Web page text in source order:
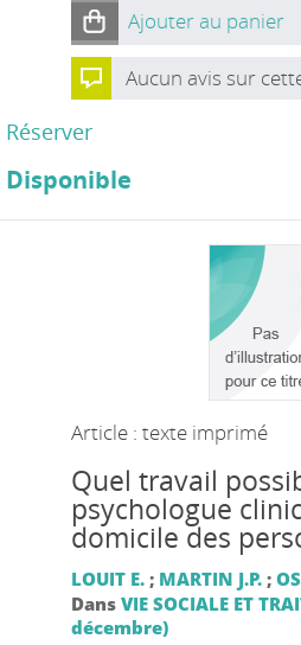
Ajouter au panier
Aucun avis sur
Réserver
Disponible
Article : texte imprimé
Quel travail
psychologue
domicile des
LOUIT E.; MARTIN J.P.;
Dans VIE SOCIALE ET
décembre)